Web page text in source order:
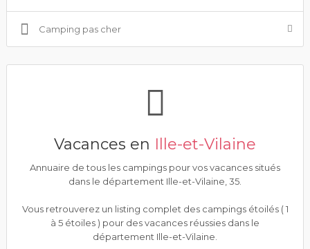
Camping pas cher
Vacances en Ille-et-Vilaine
Annuaire de tous les campings pour vos vacances situés
dans le département Ille-et-Vilaine, 35.
Vous retrouverez un listing complet des campings étoilés ( 1
à 5 étoiles ) pour des vacances réussies dans le
département Ille-et-Vilaine.